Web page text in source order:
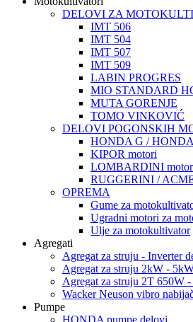
DELOVI ZA
IMT 506
IMT 504
IMT 507
IMT 509
LABIN PROGRES
MIO STANDARD
MUTA GORENJE
TOMO VINKOVIĆ
DELOVI POGONSKIH
HONDA G /
KIPOR motori
LOMBARDINI
RUGGERINI /
OPREMA
Gume za
Ugradni motori za
Ulje za motokultivator
Agregati
Agregat za struju - Inverter
Agregat za struju 2kW -
Agregat za struju 2T 650W
Wacker Neuson vibro
Pumpe
HONDA pumpe delovi